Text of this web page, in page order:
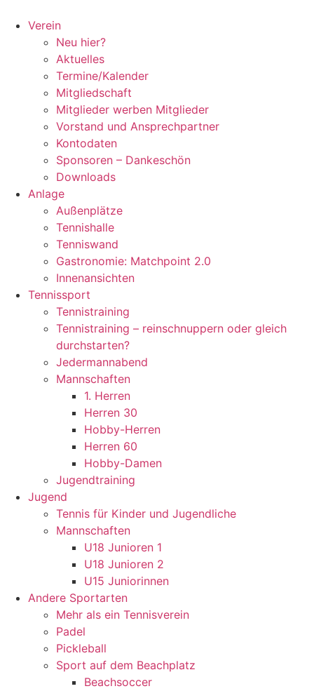
Inhalt
springen
Verein
Neu hier?
Aktuelles
Termine/Kalender
Mitgliedschaft
Mitglieder werben Mitglieder
Vorstand und Ansprechpartner
Kontodaten
Sponsoren – Dankeschön
Downloads
Anlage
Außenplätze
Tennishalle
Tenniswand
Gastronomie: Matchpoint 2.0
Innenansichten
Tennissport
Tennistraining
Tennistraining – reinschnuppern oder gleich
durchstarten?
Jedermannabend
Mannschaften
1. Herren
Herren 30
Hobby-Herren
Herren 60
Hobby-Damen
Jugendtraining
Jugend
Tennis für Kinder und Jugendliche
Mannschaften
U18 Junioren 1
U18 Junioren 2
U15 Juniorinnen
Andere Sportarten
Mehr als ein Tennisverein
Padel
Pickleball
Sport auf dem Beachplatz
Beachsoccer